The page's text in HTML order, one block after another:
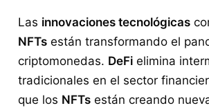
Las innovaciones tecnológicas
NFTsestán transformando el
criptomonedas. DeFielimina
tradicionales en el sector
que los NFTsestán creando